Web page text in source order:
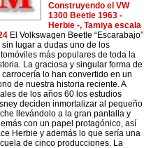
Construyendo el VW
1300 Beetle 1963 -
Herbie -, Tamiya escala
El Volkswagen Beetle “Escarabajo”
sin lugar a dudas uno de los
más populares de toda la
La graciosa y singular forma de
carrocería lo han convertido en un
de nuestra historia reciente. A
de los años 60 los estudios
deciden inmortalizar al pequeño
llevándolo a la gran pantalla y
con un papel protagónico, así
Herbie y además lo que sería una
de cinco producciones. La